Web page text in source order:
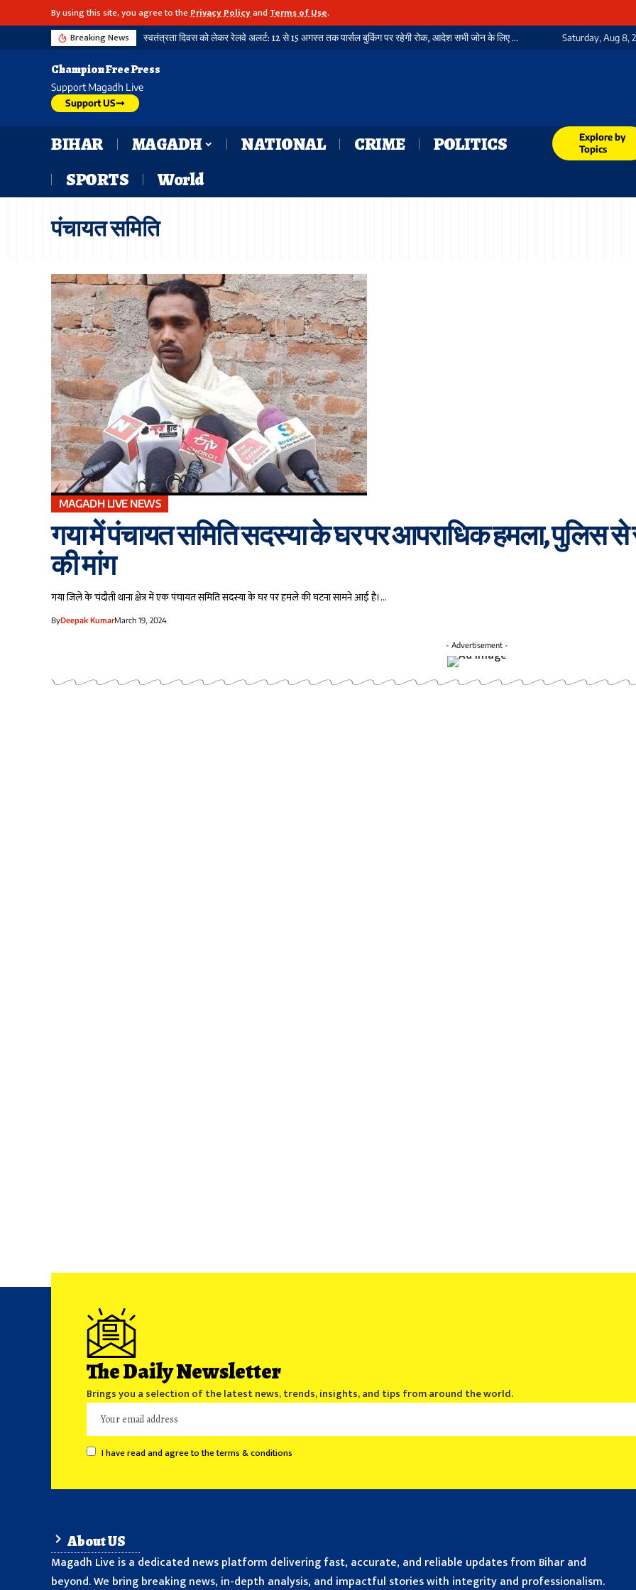
By using this site, you agree to thePrivacy PolicyandTerms of Use.
Breaking News स्वतंत्रता दिवस को लेकर रेलवे अलर्ट: 12 से 15 अगस्त तक पार्सल बुकिंग पर रहेगी रोक, आदेश सभी जोन के लिए जारी Saturday, Aug 8,
Champion Free Press
Support Magadh Live
Support US
BIHAR MAGADH NATIONAL CRIME
POLITICS
SPORTS
World
Explore by
Topics
पंचायत समिति
MAGADH LIVE NEWS
गया में पंचायत समिति सदस्या के घर पर आपराधिक हमला, पुलिस से
की मांग
गया जिले के चंदौती थाना क्षेत्र में एक पंचायत समिति सदस्या के घर पर हमले की घटना सामने आई है।…
ByDeepak KumarMarch 19, 2024
- Advertisement -
The Daily Newsletter
Brings you a selection of the latest news, trends, insights, and tips from around the world.
I have read and agree to the terms & conditions
About US
Magadh Live is a dedicated news platform delivering fast, accurate, and reliable updates from Bihar and
beyond. We bring breaking news, in-depth analysis, and impactful stories with integrity and professionalism.